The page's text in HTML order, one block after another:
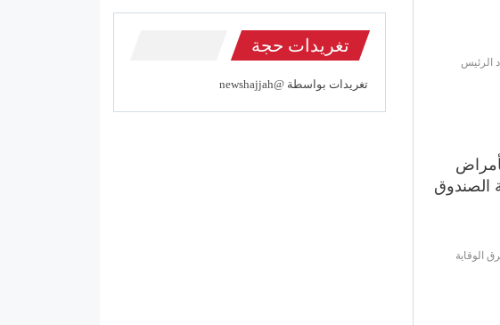
الرئيس
الصندوق
الوقاية
تغريدات حجة
تغريدات بواسطة @newshajjah